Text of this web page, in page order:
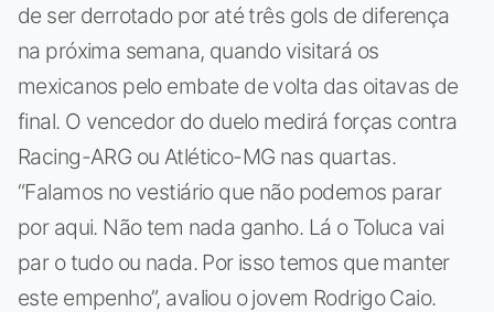
de ser derrotado por até três gols de diferença
na próxima semana, quando visitará os
mexicanos pelo embate de volta das oitavas de
final. O vencedor do duelo medirá forças contra
Racing-ARG ou Atlético-MG nas quartas.
“Falamos no vestiário que não podemos parar
por aqui. Não tem nada ganho. Lá o Toluca vai
par o tudo ou nada. Por isso temos que manter
este empenho”, avaliou o jovem Rodrigo Caio.